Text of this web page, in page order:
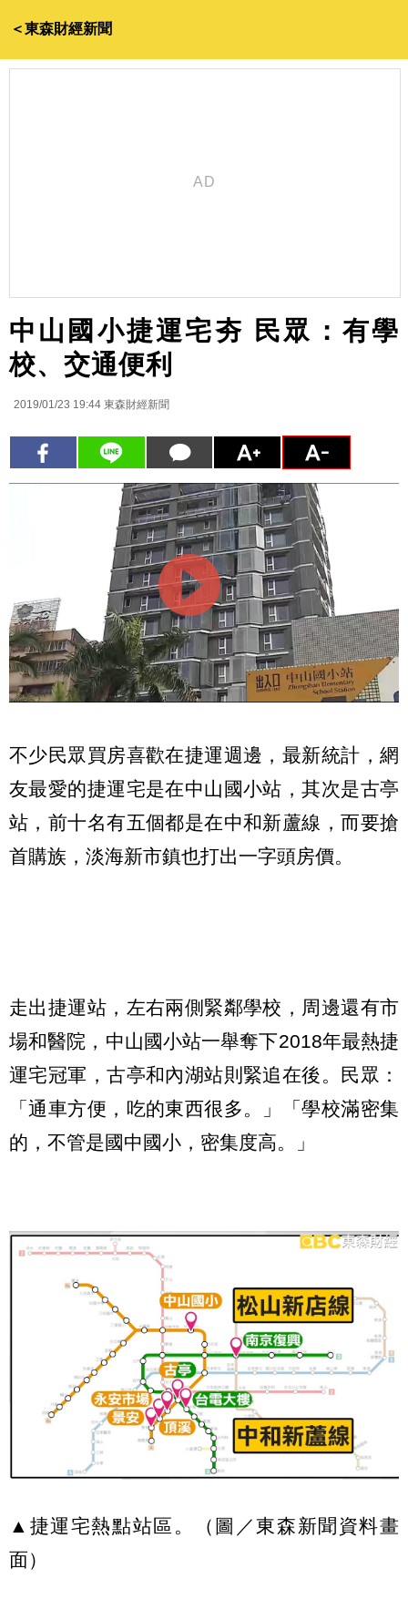
＜東森財經新聞
中山國小捷運宅夯 民眾：有學
校、交通便利
2019/01/23 19:44 東森財經新聞
不少民眾買房喜歡在捷運週邊，最新統計，網
友最愛的捷運宅是在中山國小站，其次是古亭
站，前十名有五個都是在中和新蘆線，而要搶
首購族，淡海新市鎮也打出一字頭房價。
走出捷運站，左右兩側緊鄰學校，周邊還有市
場和醫院，中山國小站一舉奪下2018年最熱捷
運宅冠軍，古亭和內湖站則緊追在後。民眾：
「通車方便，吃的東西很多。」「學校滿密集
的，不管是國中國小，密集度高。」
▲捷運宅熱點站區。（圖／東森新聞資料畫
面）